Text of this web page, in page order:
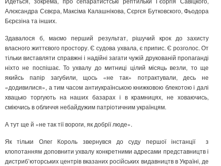
Алєксандра Сєвєра, Максіма Калашнікова, Сєргєя Бутковского, Фьодора
Бєрєзіна та інших.
Здавалося б, маємо перший результат, рішучий крок до захисту
власного життєвого простору. Є судова ухвала, є припис. Є розголос. От
тільки виставляти справжні і надійні загати чужій друкованій пропаганді
ніхто не поспішає. То ухвалу до митниці цілий місяць везли, то ще
якийсь папір загубили, щось «не так» потрактували, десь не
«додивилися», а тим часом антиукраїнською книжковою блекотою і далі
хвацько торгують на наших базарах і в крамницях, не ховаючись,
сміючись в обличчя небайдужим патріотичним українцям.
А тут ще й «не так тії вороги, як добрії люде».
Як тільки Олег Король звернувся до суду першої інстанції з
клопотанням доповнити ухвалу конкретними адресами представництв і
дистриб’юторських центрів вказаних російських видавництв в Україні, де